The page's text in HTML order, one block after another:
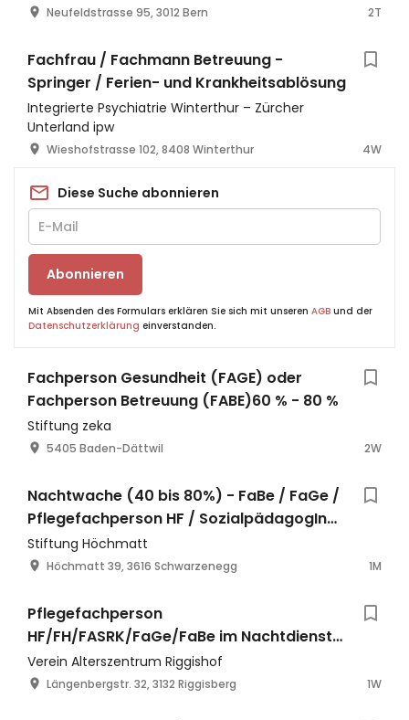
Neufeldstrasse 95, 3012 Bern 2T
Fachfrau / Fachmann Betreuung -
Springer / Ferien- und Krankheitsablösung
Integrierte Psychiatrie Winterthur – Zürcher
Unterland ipw
Wieshofstrasse 102, 8408 Winterthur 4W
Diese Suche abonnieren
Abonnieren
Mit Absenden des Formulars erklären Sie sich mit unseren AGB und der
Datenschutzerklärung einverstanden.
Fachperson Gesundheit (FAGE) oder
Fachperson Betreuung (FABE)60 % - 80 %
Stiftung zeka
5405 Baden-Dättwil 2W
Nachtwache (40 bis 80%) - FaBe / FaGe /
Pflegefachperson HF / SozialpädagogIn
HF
Stiftung Höchmatt
Höchmatt 39, 3616 Schwarzenegg 1M
Pflegefachperson
HF/FH/FASRK/FaGe/FaBe im Nachtdienst
(40 - 80%)
Verein Alterszentrum Riggishof
Längenbergstr. 32, 3132 Riggisberg 1W